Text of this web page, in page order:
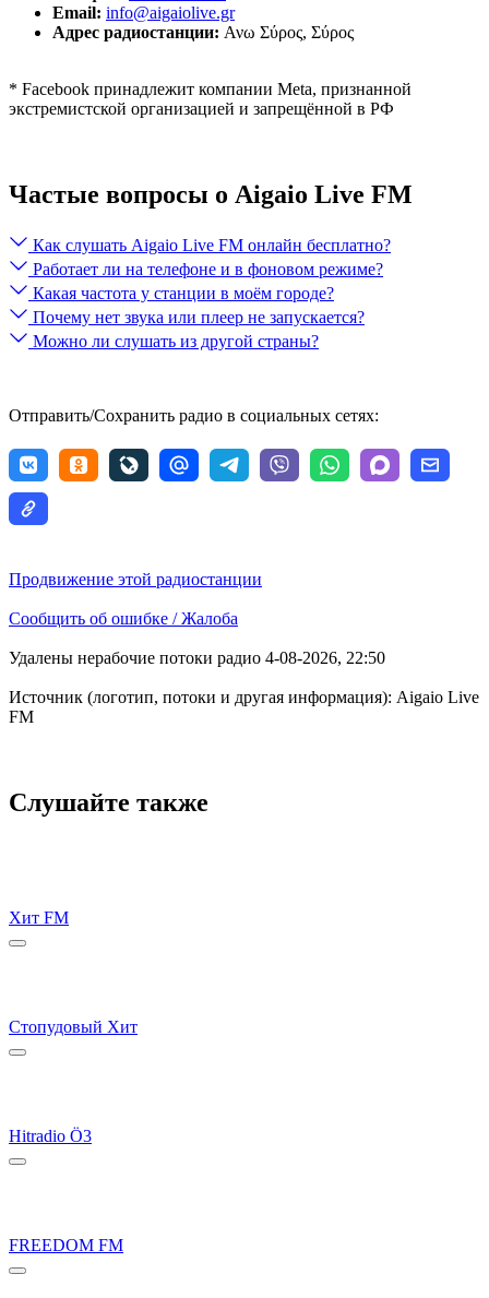
Email: info@aigaiolive.gr
Адрес радиостанции: Ανω Σύρος, Σύρος
* Facebook принадлежит компании Meta, признанной
экстремистской организацией и запрещённой в РФ
Частые вопросы о Aigaio Live FM
Как слушать Aigaio Live FM онлайн бесплатно?
Работает ли на телефоне и в фоновом режиме?
Какая частота у станции в моём городе?
Почему нет звука или плеер не запускается?
Можно ли слушать из другой страны?
Отправить/Сохранить радио в социальных сетях:
Продвижение этой радиостанции
Сообщить об ошибке / Жалоба
Удалены нерабочие потоки радио 4-08-2026, 22:50
Источник (логотип, потоки и другая информация): Aigaio Live
FM
Слушайте также
Хит FM
Стопудовый Хит
Hitradio Ö3
FREEDOM FM